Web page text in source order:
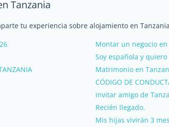
Tanzania
tu experiencia sobre alojamiento en
Montar un negocio
Soy española y
Matrimonio en
CÓDIGO DE
invitar amigo de
Recién llegado.
Mis hijas vivirán 3